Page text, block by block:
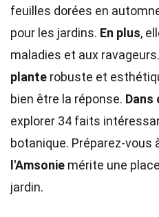
feuilles dorées en
pour les jardins. En plus,
maladies et aux ravageurs.
plante robuste et
bien être la réponse.
explorer 34 faits
botanique. Préparez-vous
l'Amsonie mérite une
jardin.